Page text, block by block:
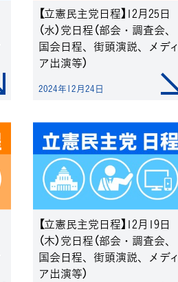
【立憲民主党日程】12月25日
（水）党日程（部会・調査会、
国会日程、街頭演説、メディ
ア出演等）
2024年12月24日
【立憲民主党日程】12月19日
（木）党日程（部会・調査会、
国会日程、街頭演説、メディ
ア出演等）